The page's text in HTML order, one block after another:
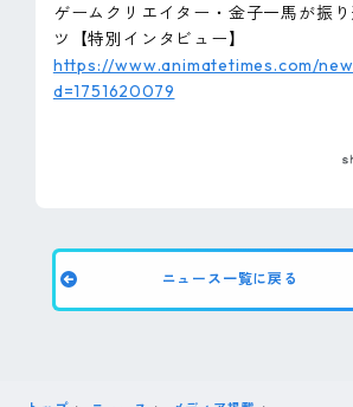
ゲームクリエイター・金子一馬が振
ツ【特別インタビュー】
https://www.animatetimes.com/
d=1751620079
ニュース一覧に戻る